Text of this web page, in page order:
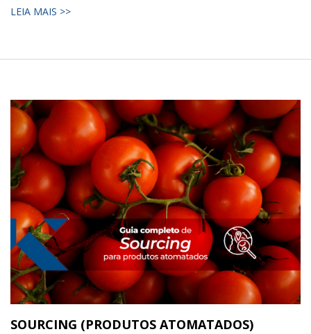
LEIA MAIS >>
SOURCING (PRODUTOS ATOMATADOS)